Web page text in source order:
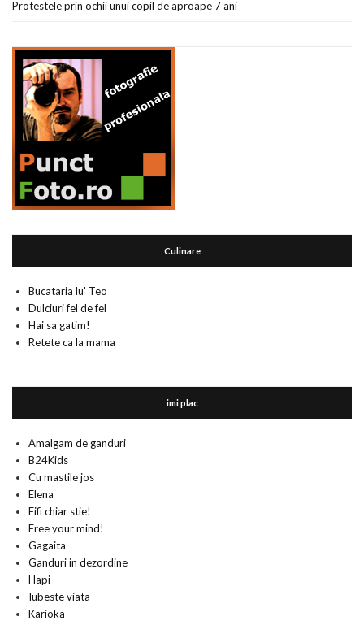
Protestele prin ochii unui copil de aproape 7 ani
Culinare
Bucataria lu' Teo
Dulciuri fel de fel
Hai sa gatim!
Retete ca la mama
imi plac
Amalgam de ganduri
B24Kids
Cu mastile jos
Elena
Fifi chiar stie!
Free your mind!
Gagaita
Ganduri in dezordine
Hapi
Iubeste viata
Karioka